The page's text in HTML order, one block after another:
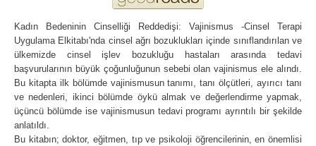
Kadın Bedeninin Cinselliği Reddedişi: Vajinismus -Cinsel Terapi
Uygulama Elkitabı'nda cinsel ağrı bozuklukları içinde sınıflandırılan ve
ülkemizde cinsel işlev bozukluğu hastaları arasında tedavi
başvurularının büyük çoğunluğunun sebebi olan vajinismus ele alındı.
Bu kitapta ilk bölümde vajinismusun tanımı, tanı ölçütleri, ayırıcı tanı
ve nedenleri, ikinci bölümde öykü almak ve değerlendirme yapmak,
üçüncü bölümde ise vajinismusun tedavi programı ayrıntılı bir şekilde
anlatıldı.
Bu kitabın; doktor, eğitmen, tıp ve psikoloji öğrencilerinin, en önemlisi